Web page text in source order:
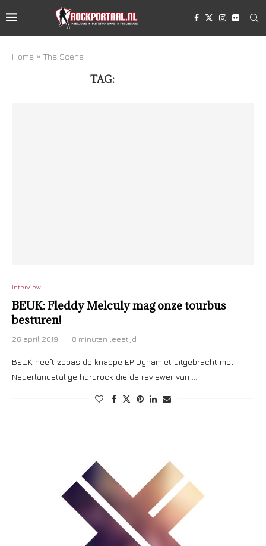
Home » The Scene
TAG:
Interview
BEUK: Fleddy Melculy mag onze tourbus
besturen!
26 april 2019 8 minuten leestijd
BEUK heeft zopas de knappe EP Dynamiet uitgebracht met
Nederlandstalige hardrock die de reviewer van …